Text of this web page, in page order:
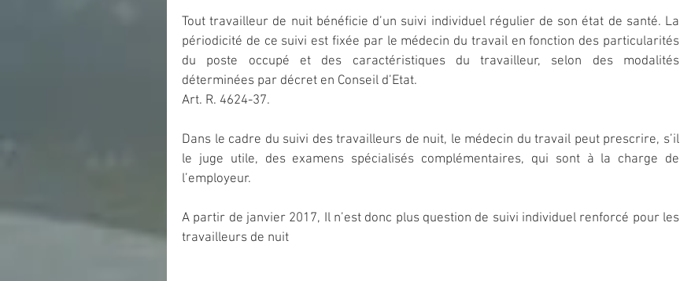
Tout travailleur de nuit bénéficie d’un suivi individuel régulier de son état de santé. La
périodicité de ce suivi est fixée par le médecin du travail en fonction des particularités
du poste occupé et des caractéristiques du travailleur, selon des modalités
déterminées par décret en Conseil d’Etat.
Art. R. 4624-37.
Dans le cadre du suivi des travailleurs de nuit, le médecin du travail peut prescrire, s’il
le juge utile, des examens spécialisés complémentaires, qui sont à la charge de
l’employeur.
A partir de janvier 2017, Il n’est donc plus question de suivi individuel renforcé pour les
travailleurs de nuit